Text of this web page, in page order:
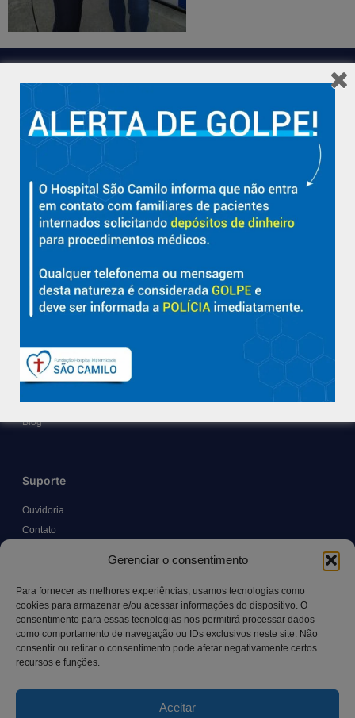
Gerenciar o consentimento
Para fornecer as melhores experiências, usamos tecnologias como
cookies para armazenar e/ou acessar informações do dispositivo. O
consentimento para essas tecnologias nos permitirá processar dados
como comportamento de navegação ou IDs exclusivos neste site. Não
consentir ou retirar o consentimento pode afetar negativamente certos
recursos e funções.
Aceitar
Hospital São Camilo – há mais de 50 anos cuidando da saúde
com qualidade, acolhimento e compromisso com a vida em
Aracruz e região.
Sobre
Diretorias
Políticas e Normas
Trabalhe Conosco
Blog
Suporte
Ouvidoria
Contato
Canal LGPD e Segurança da Informação
Contato